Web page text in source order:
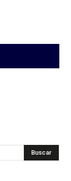
Buscar